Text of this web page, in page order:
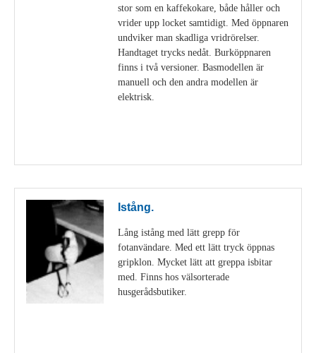
stor som en kaffekokare, både håller och
vrider upp locket samtidigt. Med öppnaren
undviker man skadliga vridrörelser.
Handtaget trycks nedåt. Burköppnaren
finns i två versioner. Basmodellen är
manuell och den andra modellen är
elektrisk.
Istång.
Lång istång med lätt grepp för
fotanvändare. Med ett lätt tryck öppnas
gripklon. Mycket lätt att greppa isbitar
med. Finns hos välsorterade
husgerådsbutiker.